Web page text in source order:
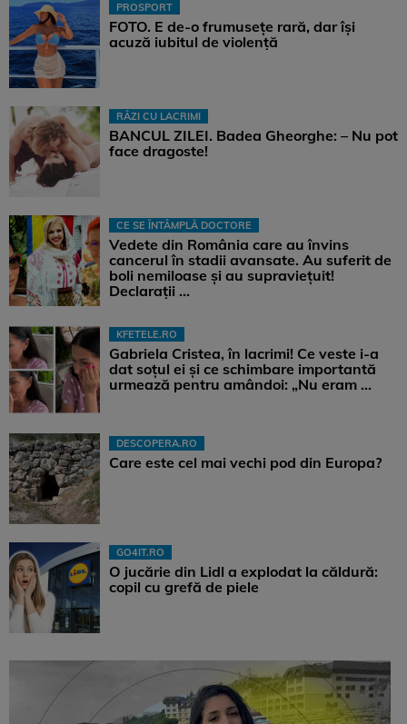
PROSPORT
FOTO. E de-o frumusețe rară, dar își
acuză iubitul de violență
RÂZI CU LACRIMI
BANCUL ZILEI. Badea Gheorghe: – Nu pot
face dragoste!
CE SE ÎNTÂMPLĂ DOCTORE
Vedete din România care au învins
cancerul în stadii avansate. Au suferit de
boli nemiloase şi au supravieţuit!
Declarații ...
KFETELE.RO
Gabriela Cristea, în lacrimi! Ce veste i-a
dat soțul ei și ce schimbare importantă
urmează pentru amândoi: „Nu eram ...
DESCOPERA.RO
Care este cel mai vechi pod din Europa?
GO4IT.RO
O jucărie din Lidl a explodat la căldură:
copil cu grefă de piele